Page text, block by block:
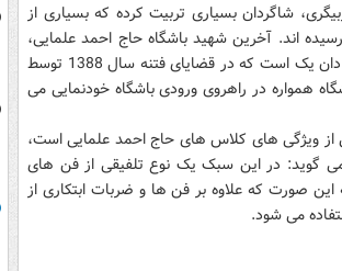
شاگردان بسیاری تربیت کرده که بسیاری از
اند. آخرین شهید باشگاه حاج احمد علمایی،
شهید امیر حسام ذوالعلی دارای کمربند مشکی دان یک است که در قضایای فتنه سال 1388 توسط
همواره در راهروی ورودی باشگاه خودنمایی می
از ویژگی های کلاس های حاج احمد علمایی است،
گوید: در این سبک یک نوع تلفیقی از فن های
این صورت که علاوه بر فن ها و ضربات ابتکاری از
می شود.